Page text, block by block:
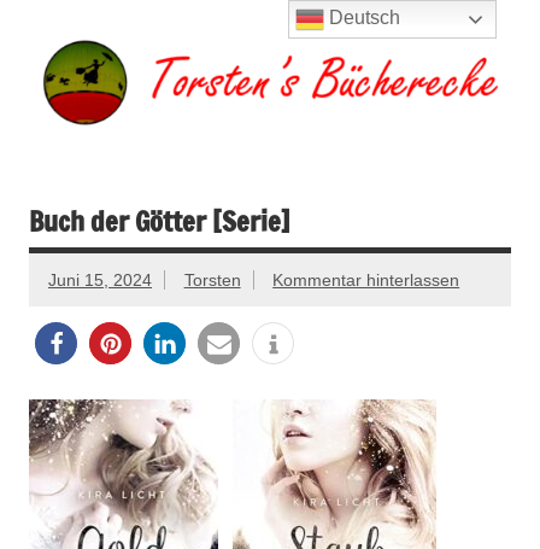
springen
Buch der Götter [Serie]
Juni 15, 2024 Torsten Kommentar hinterlassen
Deutsch